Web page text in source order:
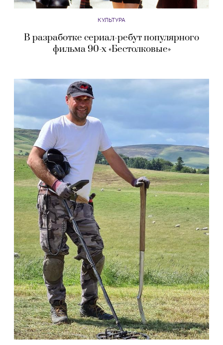
КУЛЬТУРА
В разработке сериал-ребут популярного
фильма 90-х «Бестолковые»